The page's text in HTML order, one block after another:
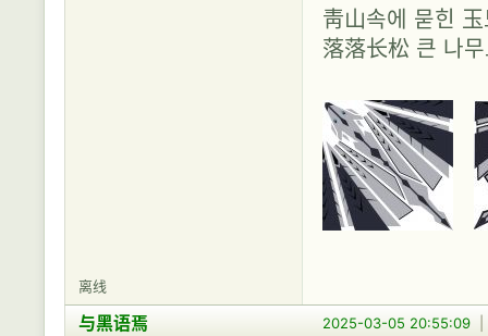
靑山속에 묻힌
落落长松 큰 나
离线
2025-03-05 20:55:09
与黑语焉